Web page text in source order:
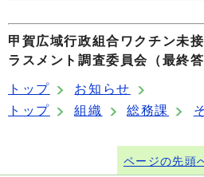
甲賀広域行政組合ワクチン未
ラスメント調査委員会（最終
トップ
お知らせ
トップ
組織 総務課
ページの先頭